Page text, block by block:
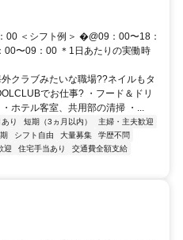
00 ＜シフト例＞ �@09：00〜18：
〜09：00 ＊1日あたりの実働時
クラブみたいな職場??ネイルもタ
でお仕事? ・フード＆ドリ
ホテル客室、共用部の清掃 ・...
り 短期（3ヵ月以内）
主婦・主夫歓迎
シフト自由 大量募集
学歴不問
迎 住宅手当あり
交通費全額支給